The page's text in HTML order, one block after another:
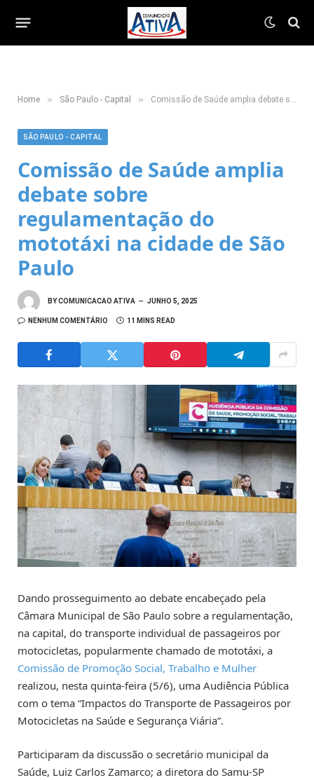
Home » São Paulo - Capital » Comissão de Saúde amplia debate sobre regulamentação do mototáxi na cidade de São Paulo
SÃO PAULO - CAPITAL
Comissão de Saúde amplia
debate sobre
regulamentação do
mototáxi na cidade de São
Paulo
BYCOMUNICACAO ATIVA JUNHO 5, 2025
NENHUM COMENTÁRIO 11 MINS READ
Dando prosseguimento ao debate encabeçado pela
Câmara Municipal de São Paulo sobre a regulamentação,
na capital, do transporte individual de passageiros por
motocicletas, popularmente chamado de mototáxi, a
Comissão de Promoção Social, Trabalho e Mulher
realizou, nesta quinta-feira (5/6), uma Audiência Pública
com o tema “Impactos do Transporte de Passageiros por
Motocicletas na Saúde e Segurança Viária”.
Participaram da discussão o secretário municipal da
Saúde, Luiz Carlos Zamarco; a diretora do Samu-SP